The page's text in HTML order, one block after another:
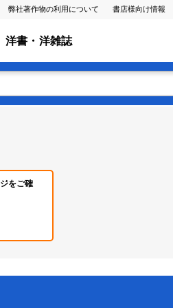
弊社著作物の利用について 書店様向け情報
洋書・洋雑誌
をご確